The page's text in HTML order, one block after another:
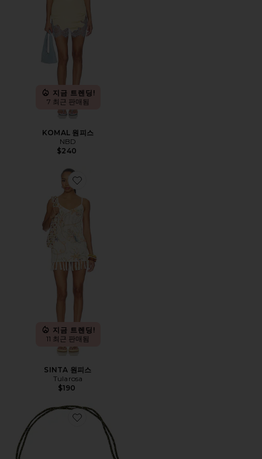
지금 트렌딩!
7 최근 판매됨
KOMAL 원피스
NBD
$240
Favorite SINTA 원피스
지금 트렌딩!
11 최근 판매됨
SINTA 원피스
Tularosa
$190
Favorite QUINLEY 목걸이